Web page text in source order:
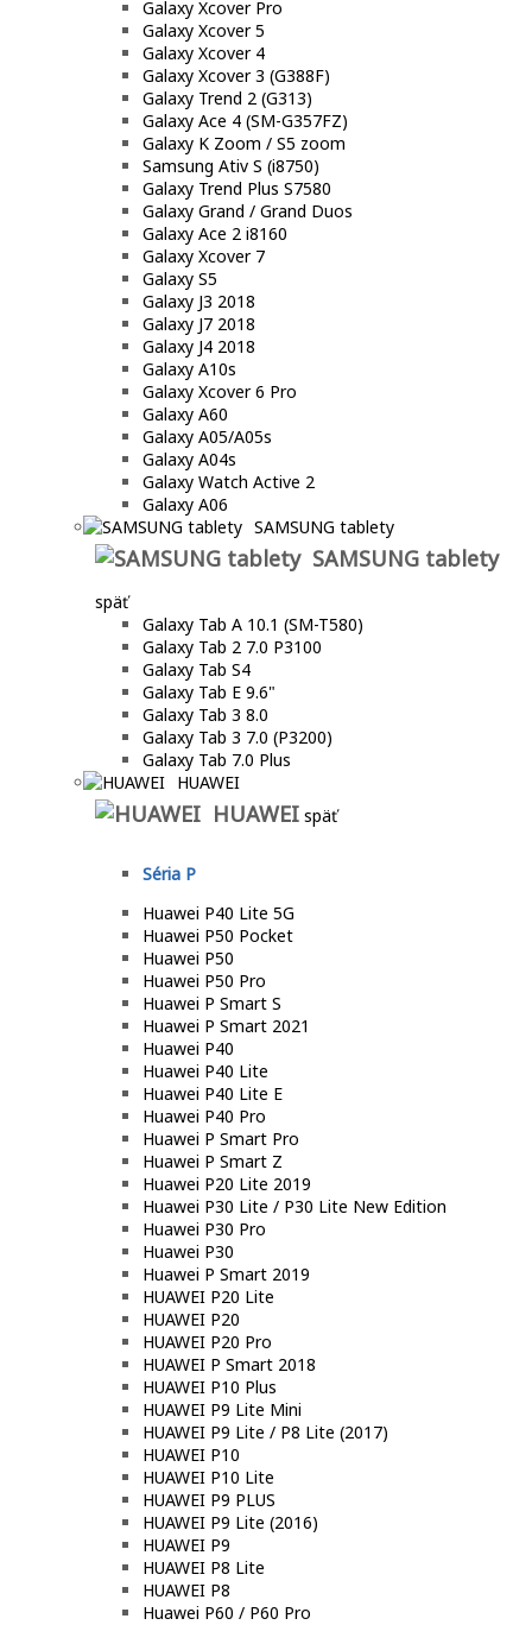
Galaxy Xcover Pro
Galaxy Xcover 5
Galaxy Xcover 4
Galaxy Xcover 3 (G388F)
Galaxy Trend 2 (G313)
Galaxy Ace 4 (SM-G357FZ)
Galaxy K Zoom / S5 zoom
Samsung Ativ S (i8750)
Galaxy Trend Plus S7580
Galaxy Grand / Grand Duos
Galaxy Ace 2 i8160
Galaxy Xcover 7
Galaxy S5
Galaxy J3 2018
Galaxy J7 2018
Galaxy J4 2018
Galaxy A10s
Galaxy Xcover 6 Pro
Galaxy A60
Galaxy A05/A05s
Galaxy A04s
Galaxy Watch Active 2
Galaxy A06
SAMSUNG tablety
SAMSUNG tablety
späť
Galaxy Tab A 10.1 (SM-T580)
Galaxy Tab 2 7.0 P3100
Galaxy Tab S4
Galaxy Tab E 9.6"
Galaxy Tab 3 8.0
Galaxy Tab 3 7.0 (P3200)
Galaxy Tab 7.0 Plus
HUAWEI
HUAWEI späť
Séria P
Huawei P40 Lite 5G
Huawei P50 Pocket
Huawei P50
Huawei P50 Pro
Huawei P Smart S
Huawei P Smart 2021
Huawei P40
Huawei P40 Lite
Huawei P40 Lite E
Huawei P40 Pro
Huawei P Smart Pro
Huawei P Smart Z
Huawei P20 Lite 2019
Huawei P30 Lite / P30 Lite New Edition
Huawei P30 Pro
Huawei P30
Huawei P Smart 2019
HUAWEI P20 Lite
HUAWEI P20
HUAWEI P20 Pro
HUAWEI P Smart 2018
HUAWEI P10 Plus
HUAWEI P9 Lite Mini
HUAWEI P9 Lite / P8 Lite (2017)
HUAWEI P10
HUAWEI P10 Lite
HUAWEI P9 PLUS
HUAWEI P9 Lite (2016)
HUAWEI P9
HUAWEI P8 Lite
HUAWEI P8
Huawei P60 / P60 Pro